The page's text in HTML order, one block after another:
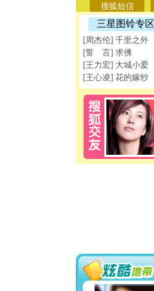
搜狐短信
三星图铃专区
[周杰伦] 千里之外
[誓 言] 求佛
[王力宏] 大城小爱
[王心凌] 花的嫁纱